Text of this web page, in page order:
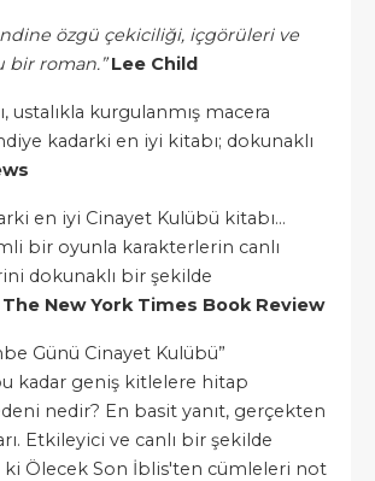
özgü çekiciliği, içgörüleri ve
bir roman.” Lee Child
ustalıkla kurgulanmış macera
kadarki en iyi kitabı; dokunaklı
en iyi Cinayet Kulübü kitabı…
bir oyunla karakterlerin canlı
dokunaklı bir şekilde
The New York Times Book Review
Günü Cinayet Kulübü”
kadar geniş kitlelere hitap
nedir? En basit yanıt, gerçekten
Etkileyici ve canlı bir şekilde
ki Ölecek Son İblis'ten cümleleri not